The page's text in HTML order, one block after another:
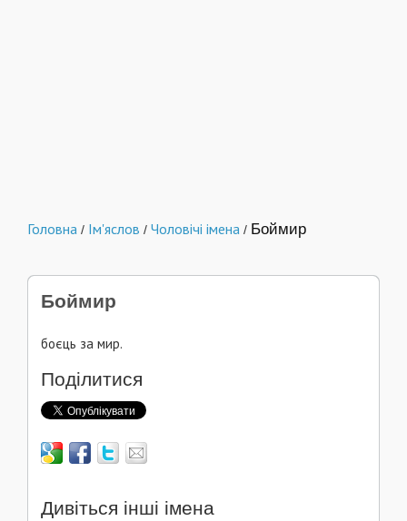
Головна / Ім'яслов / Чоловічі імена / Боймир
Боймир
боєць за мир.
Поділитися
Дивіться інші імена